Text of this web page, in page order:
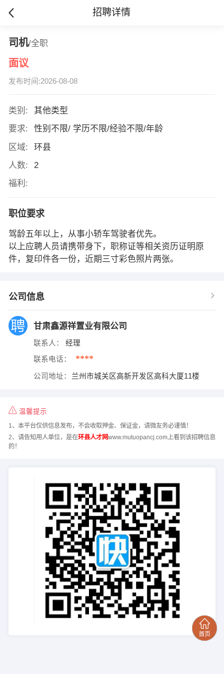
招聘详情
司机/全职
面议
发布时间:2026-08-08
类别:
其他类型
要求:
性别不限/ 学历不限/经验不限/年龄
区域:
环县
人数:
2
福利:
职位要求
驾龄五年以上，从事小轿车驾驶者优先。
以上应聘人员请携带身下，职称证等相关资历证明原
件，复印件各一份，近期三寸彩色照片两张。
公司信息
甘肃鑫源祥置业有限公司
联系人： 经理
联系电话： ****
公司地址： 兰州市城关区高新开发区高科大厦11楼
温馨提示
1、本平台仅供信息发布，不会收取押金、保证金，请微友务必谨慎！
2、请告知用人单位，是在环县人才网www.mutuopancj.com上看到该招聘信息
的！